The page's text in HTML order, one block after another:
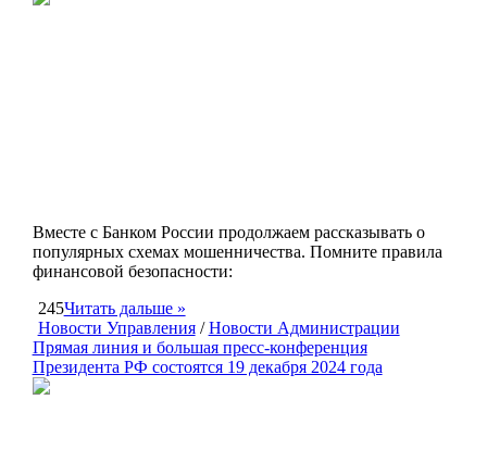
Вместе с Банком России продолжаем рассказывать о
популярных схемах мошенничества. Помните правила
финансовой безопасности:
Читать дальше »
245
Новости Управления/Новости Администрации
Прямая линия и большая пресс-конференция
Президента РФ состоятся 19 декабря 2024 года